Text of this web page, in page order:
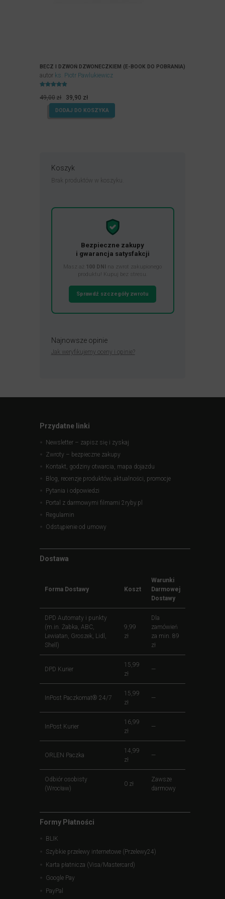
BECZ I DZWOŃ DZWONECZKIEM (E-BOOK DO POBRANIA)
autor ks. Piotr Pawlukiewicz
4.90
na 5.
49,00zł
Pierwotna
cena
wynosiła:
39,90 złAktualna
cena
wynosi:
DODAJ DO KOSZYKA
Koszyk
Brak produktów w koszyku.
Bezpieczne zakupy
i gwarancja satysfakcji
Masz aż 100 DNI na zwrot zakupionego
produktu! Kupuj bez stresu.
Sprawdź szczegóły zwrotu
Najnowsze opinie
Jak weryfikujemy oceny i opinie?
Przydatne linki
Newsletter – zapisz się i zyskaj
Zwroty – bezpieczne zakupy
Kontakt, godziny otwarcia, mapa dojazdu
Blog, recenzje produktów, aktualności, promocje
Pytania i odpowiedzi
Portal z darmowymi filmami 2ryby.pl
Regulamin
Odstąpienie od umowy
Dostawa
Forma Dostawy Koszt
Warunki
Darmowej
Dostawy
DPD Automaty i punkty
(m.in. Żabka, ABC,
Lewiatan, Groszek, Lidl,
Shell)
9,99
zł
Dla
zamówień
za min. 89
zł
DPD Kurier
15,99
zł
—
InPost Paczkomat® 24/7
15,99
zł
—
InPost Kurier
16,99
zł
—
ORLEN Paczka
14,99
zł
—
Odbiór osobisty
(Wrocław)
0 zł
Zawsze
darmowy
Formy Płatności
BLIK
Szybkie przelewy internetowe (Przelewy24)
Karta płatnicza (Visa/Mastercard)
Google Pay
PayPal